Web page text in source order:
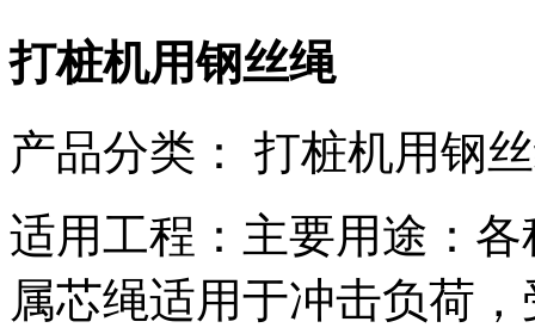
打桩机用钢丝绳
产品分类： 打桩机用钢
适用工程：主要用途：
属芯绳适用于冲击负荷